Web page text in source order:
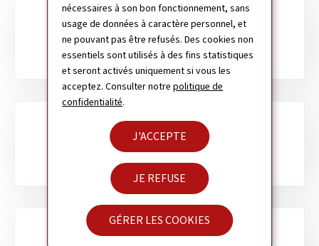
nécessaires à son bon fonctionnement, sans
usage de données à caractère personnel, et
ne pouvant pas être refusés. Des cookies non
essentiels sont utilisés à des fins statistiques
et seront activés uniquement si vous les
acceptez. Consulter notrepolitique de
confidentialité.
J'ACCEPTE
JE REFUSE
GÉRER LES COOKIES
CHILE
JAPON